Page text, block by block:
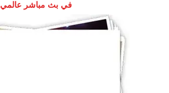
في بث مباشر عالمي